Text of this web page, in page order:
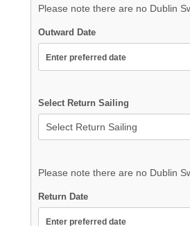
Please note there are no Dublin
Outward Date
Select Return Sailing
Please note there are no Dublin
Return Date